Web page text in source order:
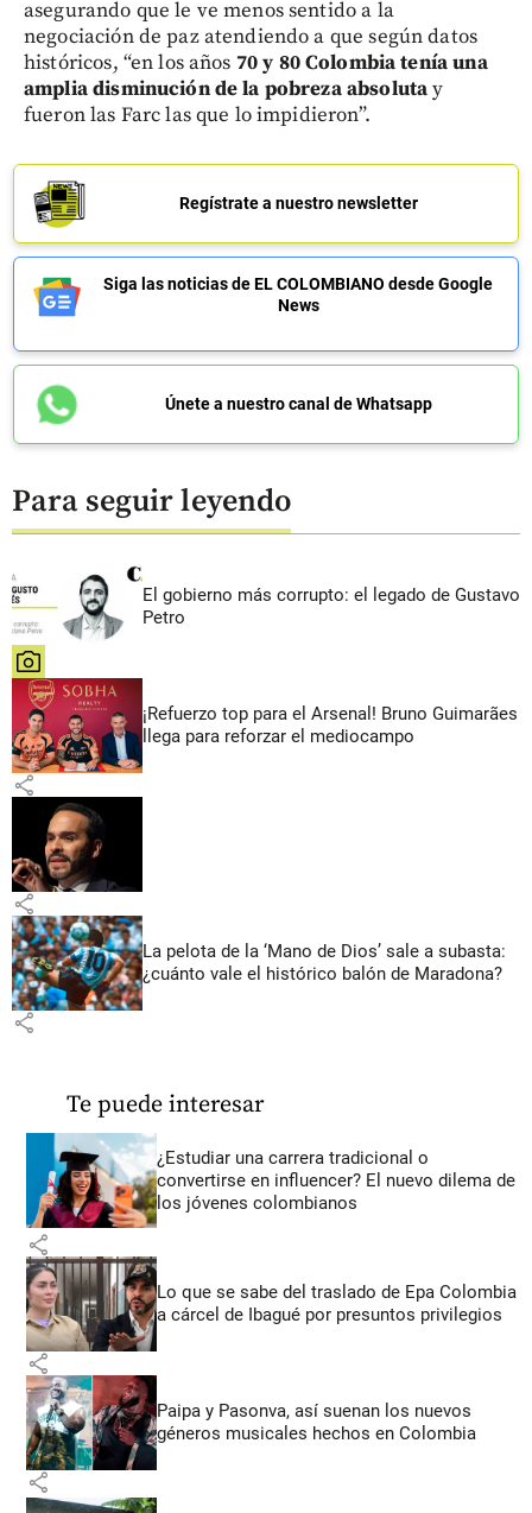
asegurando que le ve menos sentido a la
negociación de paz atendiendo a que según datos
históricos, “en los años 70 y 80 Colombia tenía una
amplia disminución de la pobreza absolutay
fueron las Farc las que lo impidieron”.
Regístrate a nuestro newsletter
Siga las noticias de EL COLOMBIANO desde Google
News
Únete a nuestro canal de Whatsapp
Para seguir leyendo
El gobierno más corrupto: el legado de Gustavo
Petro
share
¡Refuerzo top para el Arsenal! Bruno Guimarães
llega para reforzar el mediocampo
share
share
La pelota de la ‘Mano de Dios’ sale a subasta:
¿cuánto vale el histórico balón de Maradona?
share
Te puede interesar
¿Estudiar una carrera tradicional o
convertirse en influencer? El nuevo dilema de
los jóvenes colombianos
share
Lo que se sabe del traslado de Epa Colombia
a cárcel de Ibagué por presuntos privilegios
share
Paipa y Pasonva, así suenan los nuevos
géneros musicales hechos en Colombia
share